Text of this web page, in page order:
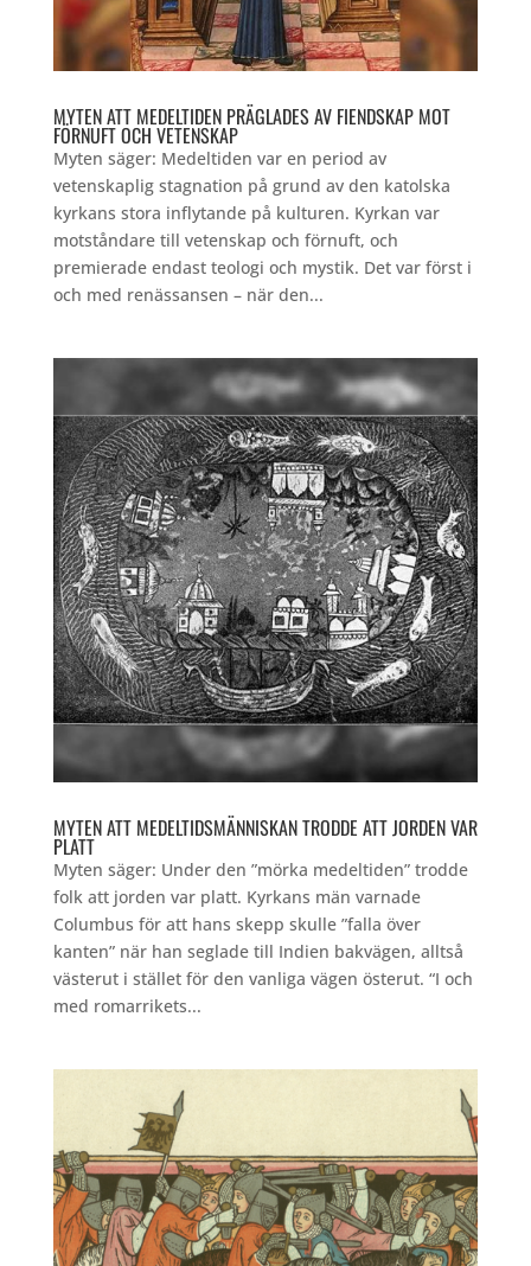
MYTEN ATT MEDELTIDEN PRÄGLADES AV FIENDSKAP MOT
FÖRNUFT OCH VETENSKAP
Myten säger: Medeltiden var en period av
vetenskaplig stagnation på grund av den katolska
kyrkans stora inflytande på kulturen. Kyrkan var
motståndare till vetenskap och förnuft, och
premierade endast teologi och mystik. Det var först i
och med renässansen – när den...
MYTEN ATT MEDELTIDSMÄNNISKAN TRODDE ATT JORDEN VAR
PLATT
Myten säger: Under den ”mörka medeltiden” trodde
folk att jorden var platt. Kyrkans män varnade
Columbus för att hans skepp skulle ”falla över
kanten” när han seglade till Indien bakvägen, alltså
västerut i stället för den vanliga vägen österut. “I och
med romarrikets...